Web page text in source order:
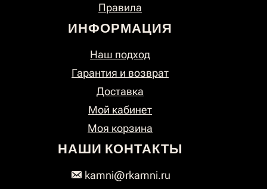
Правила
ИНФОРМАЦИЯ
Наш подход
Гарантия и возврат
Доставка
Мой кабинет
Моя корзина
НАШИ КОНТАКТЫ
kamni@rkamni.ru